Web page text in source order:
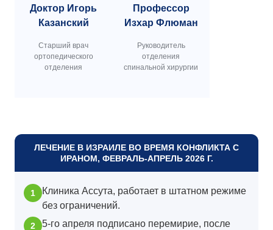
Доктор Игорь
Казанский
Cтарший врач
ортопедического
отделения
Профессор
Изхар Флюман
Руководитель
отделения
спинальной хирургии
ЛЕЧЕНИЕ В ИЗРАИЛЕ ВО ВРЕМЯ КОНФЛИКТА С
ИРАНОМ, ФЕВРАЛЬ-АПРЕЛЬ 2026 Г.
Клиника Ассута, работает в штатном режиме
без ограничений.
5-го апреля подписано перемирие, после